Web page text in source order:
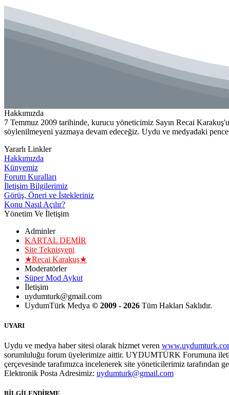
Hakkımızda
7 Temmuz 2009 tarihinde, kurucu yöneticimiz Sayın Recai
söylenilmeyeni yazmaya devam edeceğiz. Uydu ve medyadaki
Yararlı Linkler
Hakkımızda
Künyemiz
Forum Kuralları
İletişim Bilgilerimiz
Görüş, Öneri ve İstekleriniz
Konu Nasıl Açılır?
Yönetim Ve İletişim
Adminler
KARTAL DEMİR
Site Teknisyeni
★Recai Karakuş★
Moderatörler
Süper Mod Aykut
İletişim
uydumturk@gmail.com
UydumTürk Medya © 2009 - 2026 Tüm Hakları Saklıdır.
UYARI
Uydu ve medya haber sitesi olarak hizmet veren
sorumluluğu forum üyelerimize aittir. UYDUMTÜRK Forumuna
çerçevesinde tarafımızca incelenerek site yöneticilerimiz tarafından
Elektronik Posta Adresimiz: uydumturk@gmail.com
BİLGİLENDİRME